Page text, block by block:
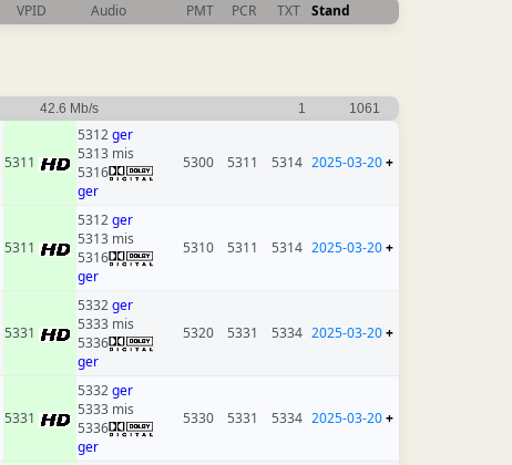
VPID Audio PMT PCR TXT Stand
42.6 Mb/s 1 1061
5311
5312ger
5313 mis
5316
ger
5300 5311 5314 2025-03-20+
5311
5312ger
5313 mis
5316
ger
5310 5311 5314 2025-03-20+
5331
5332ger
5333 mis
5336
ger
5320 5331 5334 2025-03-20+
5331
5332ger
5333 mis
5336
ger
5330 5331 5334 2025-03-20+